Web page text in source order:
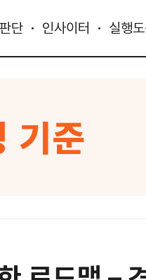
단 인사이터 실행